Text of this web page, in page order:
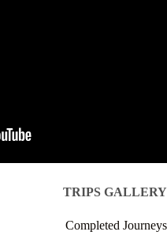
TRIPS GALLERY
Completed Journeys